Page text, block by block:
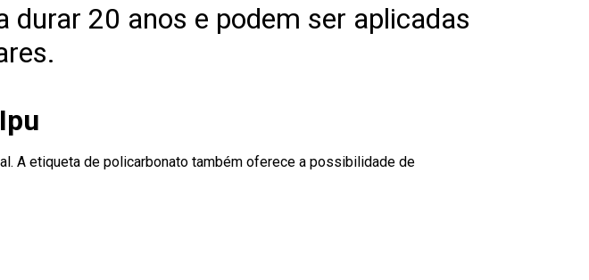
20 anos e podem ser aplicadas
A etiqueta de policarbonato também oferece a possibilidade de